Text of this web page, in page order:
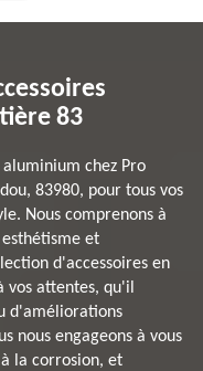
83
chez Pro
83980, pour tous vos
Nous comprenons à
et
d'accessoires en
attentes, qu'il
d'améliorations
nous engageons à vous
la corrosion, et